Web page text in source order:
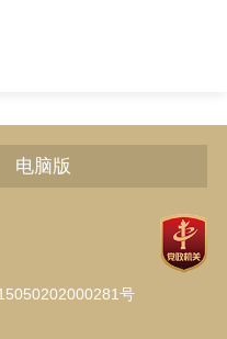
电脑版
号